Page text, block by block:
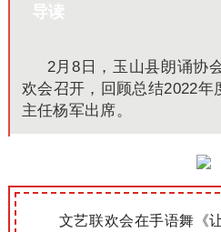
导读
2月8日，玉山县朗诵协
欢会召开，回顾总结2022年
主任杨军出席。
文艺联欢会在手语舞《